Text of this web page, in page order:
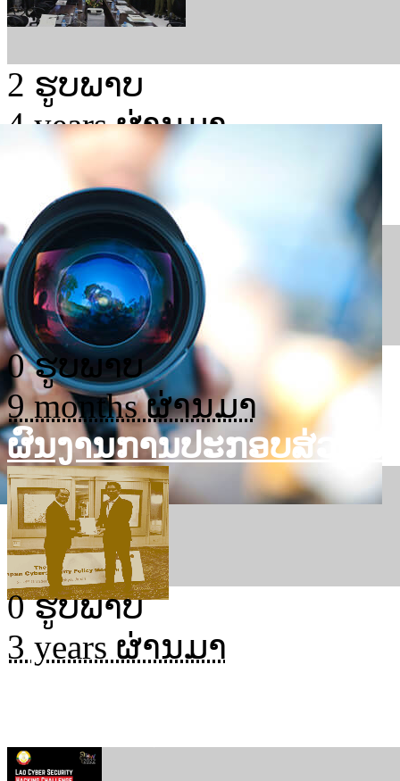
2 ຮູບພາບ
4 years ຜ່ານມາ
ງານສັບປະດາສາກົນໄຊເບີ
Week (SICW) ຄັ້ງທີ...
0 ຮູບພາບ
9 months ຜ່ານມາ
ຜົນງານການປະກອບສ່ວນສ້
0 ຮູບພາບ
3 years ຜ່ານມາ